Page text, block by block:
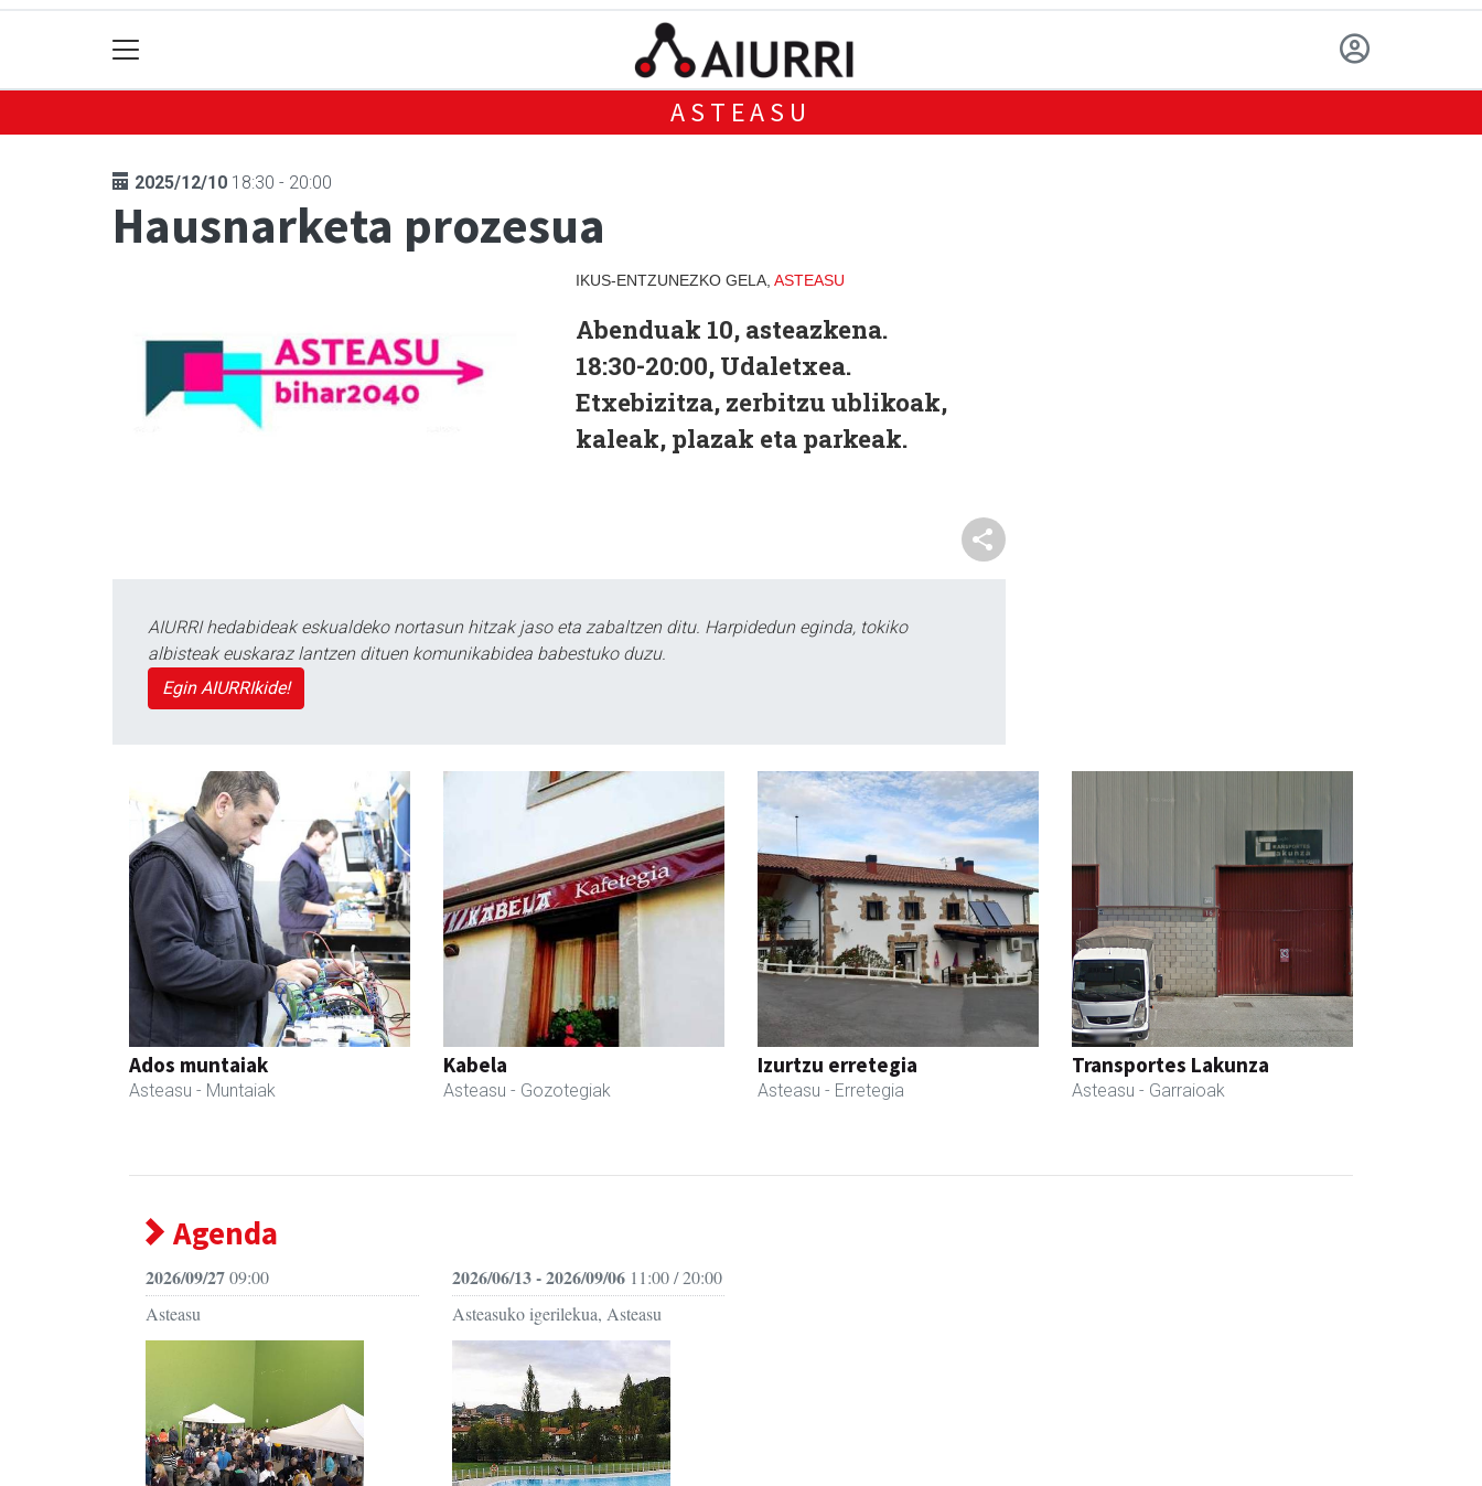
ASTEASU
2025/12/10 18:30 - 20:00
Hausnarketa prozesua
IKUS-ENTZUNEZKO GELA, ASTEASU
Abenduak 10, asteazkena.
18:30-20:00, Udaletxea.
Etxebizitza, zerbitzu ublikoak,
kaleak, plazak eta parkeak.
AIURRI hedabideak eskualdeko nortasun hitzak jaso eta zabaltzen ditu. Harpidedun eginda, tokiko
albisteak euskaraz lantzen dituen komunikabidea babestuko duzu.
Egin AIURRIkide!
Ados muntaiak
Asteasu - Muntaiak
Kabela
Asteasu - Gozotegiak
Izurtzu erretegia
Asteasu - Erretegia
Transportes Lakunza
Asteasu - Garraioak
Agenda
2026/09/2709:00
Asteasu
2026/06/13 - 2026/09/0611:00 / 20:00
Asteasuko igerilekua, Asteasu